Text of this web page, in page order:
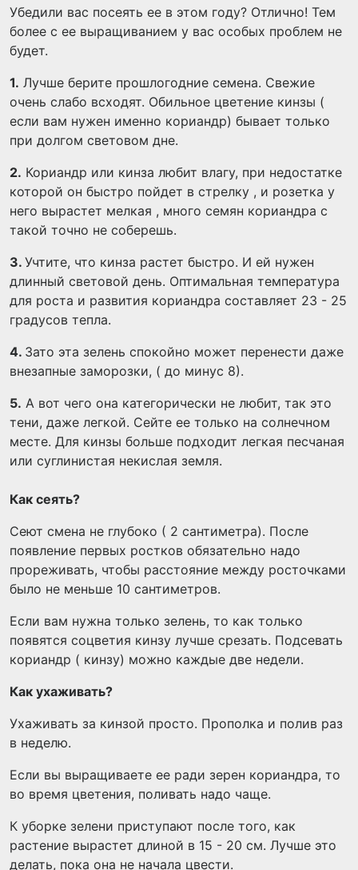
Убедили вас посеять ее в этом году? Отлично! Тем
более с ее выращиванием у вас особых проблем не
будет.
1. Лучше берите прошлогодние семена. Свежие
очень слабо всходят. Обильное цветение кинзы (
если вам нужен именно кориандр) бывает только
при долгом световом дне.
2. Кориандр или кинза любит влагу, при недостатке
которой он быстро пойдет в стрелку , и розетка у
него вырастет мелкая , много семян кориандра с
такой точно не соберешь.
3. Учтите, что кинза растет быстро. И ей нужен
длинный световой день. Оптимальная температура
для роста и развития кориандра составляет 23 - 25
градусов тепла.
4. Зато эта зелень спокойно может перенести даже
внезапные заморозки, ( до минус 8).
5. А вот чего она категорически не любит, так это
тени, даже легкой. Сейте ее только на солнечном
месте. Для кинзы больше подходит легкая песчаная
или суглинистая некислая земля.
Как сеять?
Сеют смена не глубоко ( 2 сантиметра). После
появление первых ростков обязательно надо
прореживать, чтобы расстояние между росточками
было не меньше 10 сантиметров.
Если вам нужна только зелень, то как только
появятся соцветия кинзу лучше срезать. Подсевать
кориандр ( кинзу) можно каждые две недели.
Как ухаживать?
Ухаживать за кинзой просто. Прополка и полив раз
в неделю.
Если вы выращиваете ее ради зерен кориандра, то
во время цветения, поливать надо чаще.
К уборке зелени приступают после того, как
растение вырастет длиной в 15 - 20 см. Лучше это
делать, пока она не начала цвести.